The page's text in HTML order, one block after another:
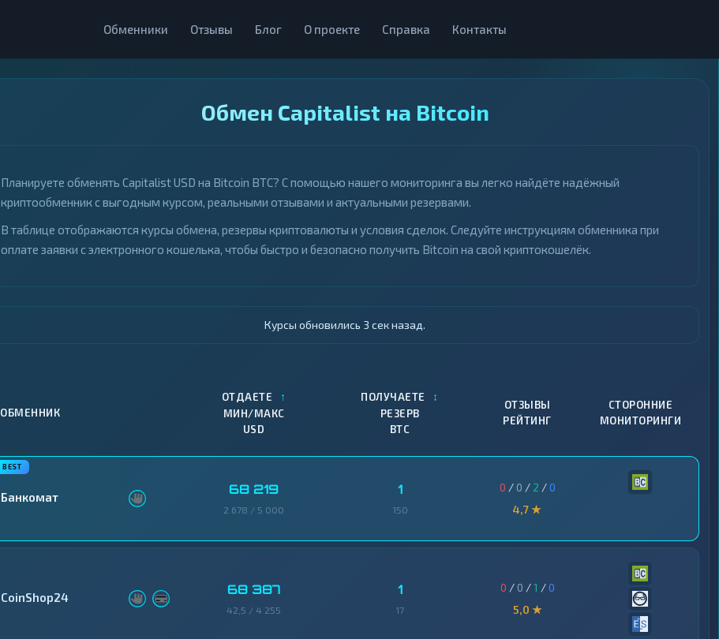
Обменники Отзывы Блог О проекте Справка Контакты
Обмен Capitalist на Bitcoin
Планируете обменять Capitalist USD на Bitcoin BTC? С помощью нашего мониторинга вы легко найдёте надёжный
криптообменник с выгодным курсом, реальными отзывами и актуальными резервами.
В таблице отображаются курсы обмена, резервы криптовалюты и условия сделок. Следуйте инструкциям обменника при
оплате заявки с электронного кошелька, чтобы быстро и безопасно получить Bitcoin на свой криптокошелёк.
Курсы обновились 4 сек назад.
ОБМЕННИК
ОТДАЕТЕ ↑
МИН/МАКС
USD
ПОЛУЧАЕТЕ ↕
РЕЗЕРВ
BTC
ОТЗЫВЫ
РЕЙТИНГ
СТОРОННИЕ
МОНИТОРИНГИ
Банкомат 68 219
2 678 / 5 000
1
150
0 / 0 / 2 /0
4,7 ★
CoinShop24 68 387
42,5 / 4 255
1
17
0 / 0 /1 /0
5,0 ★